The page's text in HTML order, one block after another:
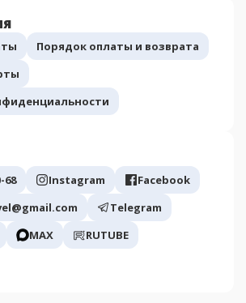
Порядок оплаты и возврата
68 Instagram
Facebook
Telegram
МАХ
RUTUBE